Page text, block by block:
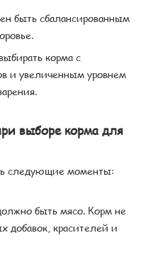
быть сбалансированным
корма с
и увеличенным уровнем
выборе корма для
следующие моменты:
быть мясо. Корм не
добавок, красителей и